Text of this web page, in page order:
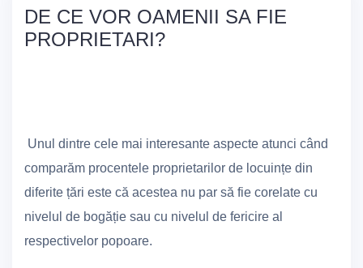
DE CE VOR OAMENII SA FIE
PROPRIETARI?
Unul dintre cele mai interesante aspecte atunci când
comparăm procentele proprietarilor de locuințe din
diferite țări este că acestea nu par să fie corelate cu
nivelul de bogăție sau cu nivelul de fericire al
respectivelor popoare.